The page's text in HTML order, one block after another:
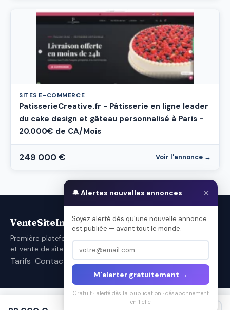
SITES E-COMMERCE
PatisserieCreative.fr - Pâtisserie en ligne leader
du cake design et gâteau personnalisé à Paris -
20.000€ de CA/Mois
249 000 € Voir l'annonce →
🔔 Alertes nouvelles annonces ×
Soyez alerté dès qu'une nouvelle annonce
est publiée — avant tout le monde.
M'alerter gratuitement →
Gratuit · alerté dès la publication · désabonnement
en 1 clic
VenteSiteInternet.com
Première plateforme française d'achat
et vente de sites internet.
Tarifs Contact Conditions d’utilisation